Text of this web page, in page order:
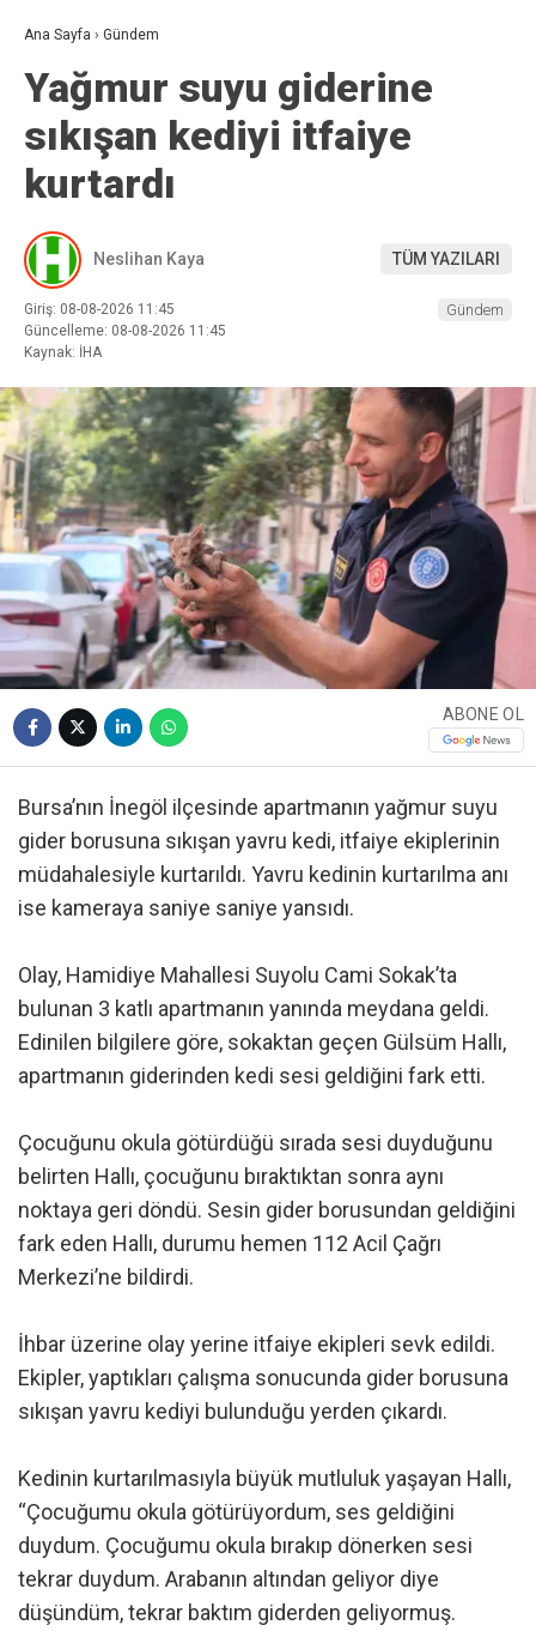
Ana Sayfa › Gündem
Yağmur suyu giderine
sıkışan kediyi itfaiye
kurtardı
Neslihan Kaya TÜM YAZILARI
Giriş: 08-08-2026 11:45
Güncelleme: 08-08-2026 11:45
Kaynak: İHA
Gündem
ABONE OL
Bursa’nın İnegöl ilçesinde apartmanın yağmur suyu
gider borusuna sıkışan yavru kedi, itfaiye ekiplerinin
müdahalesiyle kurtarıldı. Yavru kedinin kurtarılma anı
ise kameraya saniye saniye yansıdı.
Olay, Hamidiye Mahallesi Suyolu Cami Sokak’ta
bulunan 3 katlı apartmanın yanında meydana geldi.
Edinilen bilgilere göre, sokaktan geçen Gülsüm Hallı,
apartmanın giderinden kedi sesi geldiğini fark etti.
Çocuğunu okula götürdüğü sırada sesi duyduğunu
belirten Hallı, çocuğunu bıraktıktan sonra aynı
noktaya geri döndü. Sesin gider borusundan geldiğini
fark eden Hallı, durumu hemen 112 Acil Çağrı
Merkezi’ne bildirdi.
İhbar üzerine olay yerine itfaiye ekipleri sevk edildi.
Ekipler, yaptıkları çalışma sonucunda gider borusuna
sıkışan yavru kediyi bulunduğu yerden çıkardı.
Kedinin kurtarılmasıyla büyük mutluluk yaşayan Hallı,
“Çocuğumu okula götürüyordum, ses geldiğini
duydum. Çocuğumu okula bırakıp dönerken sesi
tekrar duydum. Arabanın altından geliyor diye
düşündüm, tekrar baktım giderden geliyormuş.